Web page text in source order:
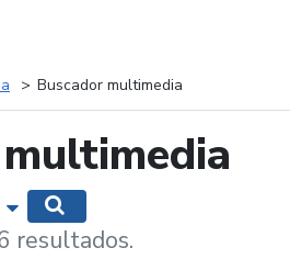
Buscador multimedia
Mostrar opciones de búsqueda
resultados.